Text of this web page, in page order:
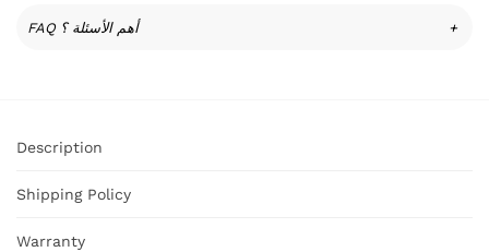
FAQ أهم الأسئلة ؟ +
Description
Shipping Policy
Warranty